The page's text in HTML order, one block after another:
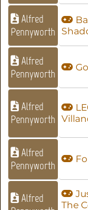
Alfred
Pennyworth
Alfred
Pennyworth
Alfred
Pennyworth
Alfred
Pennyworth
Alfred
The